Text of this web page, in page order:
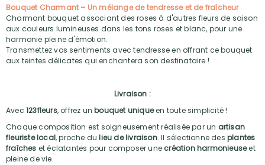
Bouquet Charmant – Un mélange de tendresse et de fraîcheur
Charmant bouquet associant des roses à d'autres fleurs de saison
aux couleurs lumineuses dans les tons roses et blanc, pour une
harmonie pleine d'émotion.
Transmettez vos sentiments avec tendresse en offrant ce bouquet
aux teintes délicates qui enchantera son destinataire !
Livraison :
Avec 123fleurs, offrez unbouquet uniqueen toute simplicité !
Chaque composition est soigneusement réalisée par un artisan
fleuriste local, proche dulieu de livraison. Il sélectionne desplantes
fraîches et éclatantes pour composer une création harmonieuseet
pleine de vie.